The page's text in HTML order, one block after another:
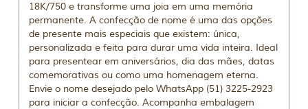
18K/750 e transforme uma joia em uma memória
permanente. A confecção de nome é uma das opções
de presente mais especiais que existem: única,
personalizada e feita para durar uma vida inteira. Ideal
para presentear em aniversários, dia das mães, datas
comemorativas ou como uma homenagem eterna.
Envie o nome desejado pelo WhatsApp (51) 3225-2923
para iniciar a confecção. Acompanha embalagem